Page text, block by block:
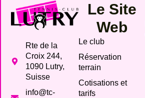
Rte de la
Croix 244,
1090 Lutry,
Suisse
info@tc-
Le Site
Web
Le club
Réservation
terrain
Cotisations et
tarifs